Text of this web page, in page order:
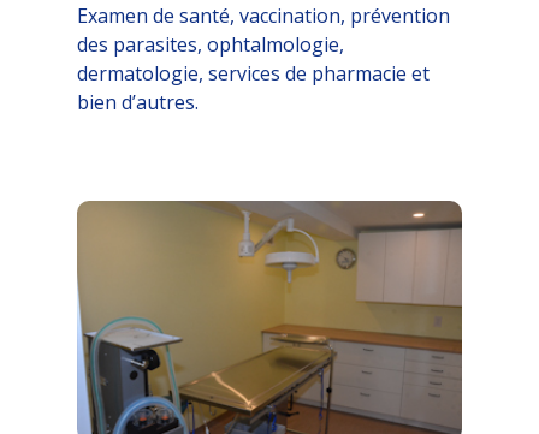
Examen de santé, vaccination, prévention
des parasites, ophtalmologie,
dermatologie, services de pharmacie et
bien d’autres.